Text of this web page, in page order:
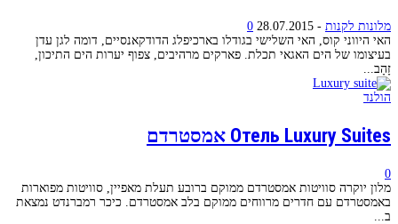
מלונות לקנות -
28.07.2015
0
האי היווני קוס, האי השלישי בגודלו בארכיפלג הדודקאנסיים, דומה לגן עדן
בעיצומו של הים האגאי תכלת. פארקים מרהיבים, צפוף יערות הים התיכון,
זָהָב...
הולנד
Отель Luxury Suites אמסטרדם
0
מלון יוקרה סוויטות אמסטרדם ממוקם ברובע תעלת מאפיין, סוויטות מפוארות
באמסטרדם עם חדרים מרווחים ממוקם בלב אמסטרדם. כיכר רמברנדט נמצאת
ב...